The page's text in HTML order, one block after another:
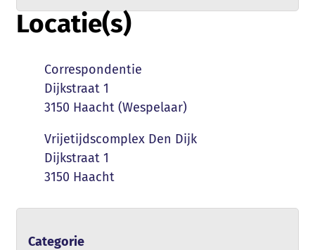
Locatie(s)
NaamCorrespondentie
AdresDijkstraat 1
,3150 Haacht (Wespelaar)
NaamVrijetijdscomplex Den Dijk
AdresDijkstraat 1
,3150 Haacht
Categorie